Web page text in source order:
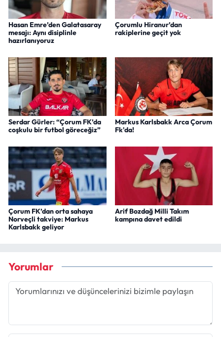
Hasan Emre’den Galatasaray
mesajı: Aynı disiplinle
hazırlanıyoruz
Çorumlu Hiranur’dan
rakiplerine geçit yok
Serdar Gürler: “Çorum FK’da
coşkulu bir futbol göreceğiz”
Markus Karlsbakk Arca Çorum
Fk'da!
Çorum FK’dan orta sahaya
Norveçli takviye: Markus
Karlsbakk geliyor
Arif Bozdağ Milli Takım
kampına davet edildi
Yorumlar